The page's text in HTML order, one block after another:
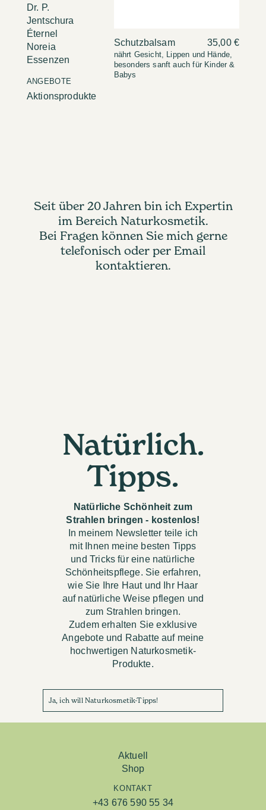
Dr. P.
Jentschura
Éternel
Noreia
Essenzen
ANGEBOTE
Aktionsprodukte
Schutzbalsam 35,00 €
nährt Gesicht, Lippen und Hände,
besonders sanft auch für Kinder &
Babys
Seit über 20 Jahren bin ich Expertin
im Bereich Naturkosmetik.
Bei Fragen können Sie mich gerne
telefonisch oder per Email
kontaktieren.
Natürlich.
Tipps.
Natürliche Schönheit zum
Strahlen bringen - kostenlos!
In meinem Newsletter teile ich
mit Ihnen meine besten Tipps
und Tricks für eine natürliche
Schönheitspflege. Sie erfahren,
wie Sie Ihre Haut und Ihr Haar
auf natürliche Weise pflegen und
zum Strahlen bringen.
Zudem erhalten Sie exklusive
Angebote und Rabatte auf meine
hochwertigen Naturkosmetik-
Produkte.
Ja, ich will Naturkosmetik-Tipps!
Aktuell
Shop
KONTAKT
+43 676 590 55 34